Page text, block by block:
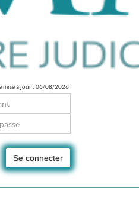
mise à jour : 06/08/2026
Se connecter